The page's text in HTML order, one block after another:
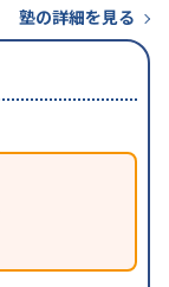
塾の詳細を見る